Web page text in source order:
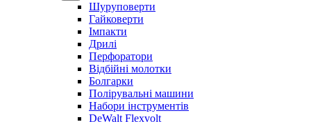
Шуруповерти
Гайковерти
Імпакти
Дрилі
Перфоратори
Відбійні молотки
Болгарки
Полірувальні машини
Набори інструментів
DeWalt Flexvolt